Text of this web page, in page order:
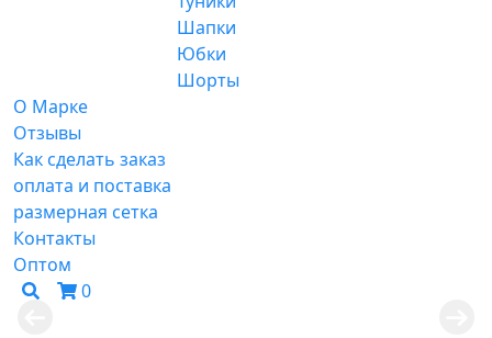
Шапки
Юбки
Шорты
О Марке
Отзывы
Как сделать заказ
оплата и поставка
размерная сетка
Контакты
Оптом
0